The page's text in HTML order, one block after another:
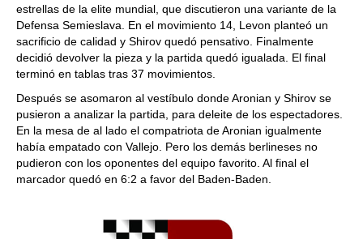
estrellas de la elite mundial, que discutieron una variante de la
Defensa Semieslava. En el movimiento 14, Levon planteó un
sacrificio de calidad y Shirov quedó pensativo. Finalmente
decidió devolver la pieza y la partida quedó igualada. El final
terminó en tablas tras 37 movimientos.
Después se asomaron al vestíbulo donde Aronian y Shirov se
pusieron a analizar la partida, para deleite de los espectadores.
En la mesa de al lado el compatriota de Aronian igualmente
había empatado con Vallejo. Pero los demás berlineses no
pudieron con los oponentes del equipo favorito. Al final el
marcador quedó en 6:2 a favor del Baden-Baden.